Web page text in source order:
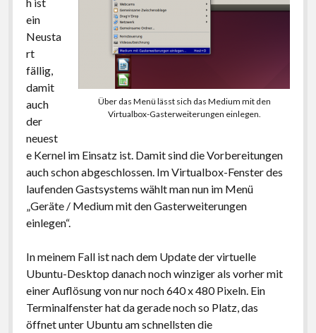
Über das Menü lässt sich das Medium mit den
Virtualbox-Gasterweiterungen einlegen.
ein
Neusta
rt
fällig,
damit
auch
der
neuest
e Kernel im Einsatz ist. Damit sind die Vorbereitungen
auch schon abgeschlossen. Im Virtualbox-Fenster des
laufenden Gastsystems wählt man nun im Menü
„Geräte / Medium mit den Gasterweiterungen
einlegen“.
In meinem Fall ist nach dem Update der virtuelle
Ubuntu-Desktop danach noch winziger als vorher mit
einer Auflösung von nur noch 640 x 480 Pixeln. Ein
Terminalfenster hat da gerade noch so Platz, das
öffnet unter Ubuntu am schnellsten die